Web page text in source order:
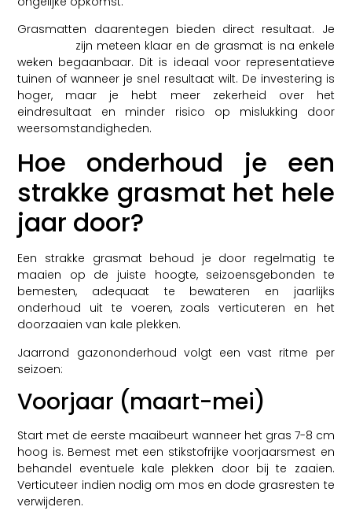
Grasmatten daarentegen bieden direct resultaat. Je
zijn meteen klaar en de grasmat is na enkele
weken begaanbaar. Dit is ideaal voor representatieve
tuinen of wanneer je snel resultaat wilt. De investering is
hoger, maar je hebt meer zekerheid over het
eindresultaat en minder risico op mislukking door
weersomstandigheden.
Hoe onderhoud je een
strakke grasmat het hele
jaar door?
Een strakke grasmat behoud je door regelmatig te
maaien op de juiste hoogte, seizoensgebonden te
bemesten, adequaat te bewateren en jaarlijks
onderhoud uit te voeren, zoals verticuteren en het
doorzaaien van kale plekken.
Jaarrond gazononderhoud volgt een vast ritme per
seizoen:
Voorjaar (maart-mei)
Start met de eerste maaibeurt wanneer het gras 7-8 cm
hoog is. Bemest met een stikstofrijke voorjaarsmest en
behandel eventuele kale plekken door bij te zaaien.
Verticuteer indien nodig om mos en dode grasresten te
verwijderen.